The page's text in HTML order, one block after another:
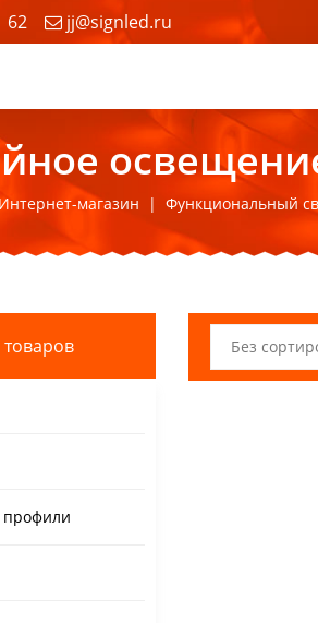
62 jj@signled.ru
Интернет-магазин | Функциональный
Без